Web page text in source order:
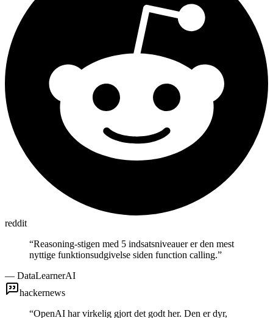
reddit
“Reasoning-stigen med 5 indsatsniveauer er den mest
nyttige funktionsudgivelse siden function calling.”
— DataLearnerAI
hackernews
“OpenAI har virkelig gjort det godt her. Den er dyr,